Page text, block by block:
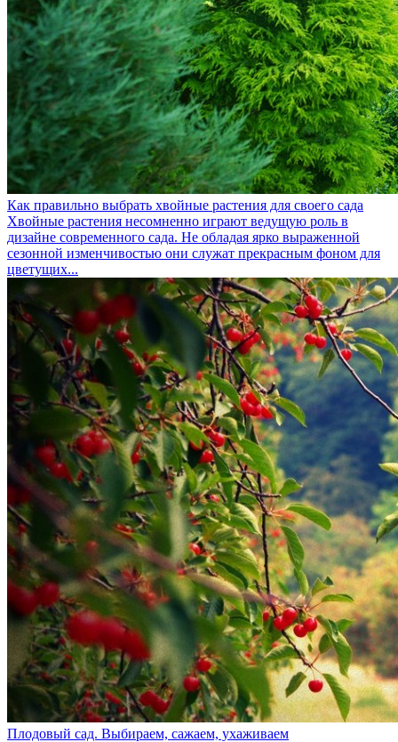
Как правильно выбрать хвойные растения для своего сада
Хвойные растения несомненно играют ведущую роль в
дизайне современного сада. Не обладая ярко выраженной
сезонной изменчивостью они служат прекрасным фоном для
цветущих...
Плодовый сад. Выбираем, сажаем, ухаживаем